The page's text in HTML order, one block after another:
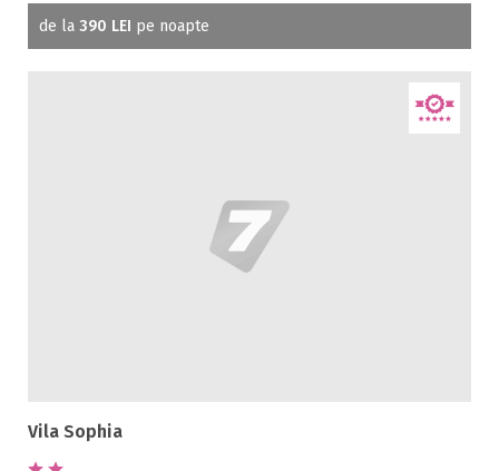
de la 390 LEI pe noapte
Vila Sophia